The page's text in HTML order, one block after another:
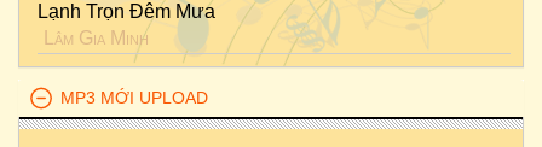
Lạnh Trọn Đêm Mưa
Lâm Gia Minh
MP3 MỚI UPLOAD